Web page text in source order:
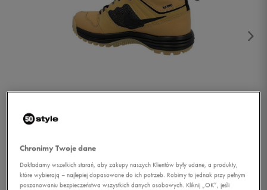
Chronimy Twoje dane
Dokładamy wszelkich starań, aby zakupy naszych Klientów były udane, a produkty,
które wybierają – najlepiej dopasowane do ich potrzeb. Robimy to jednak przy pełnym
poszanowaniu bezpieczeństwa wszystkich danych osobowych. Kliknij „OK”, jeśli